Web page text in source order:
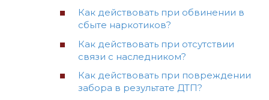
Как действовать при обвинении в
сбыте наркотиков?
Как действовать при отсутствии
связи с наследником?
Как действовать при повреждении
забора в результате ДТП?